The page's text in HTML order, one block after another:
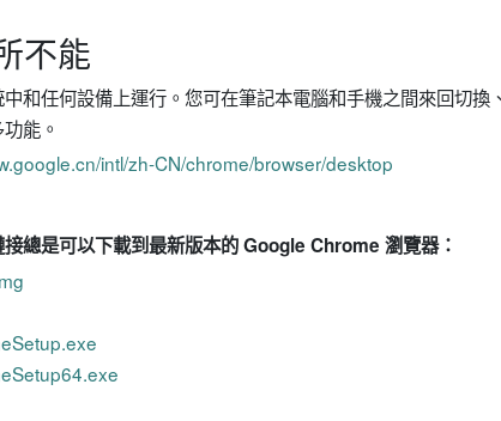
不能
和任何設備上運行。您可在筆記本電腦和手機之間來回切換
能。
intl/zh-CN/chrome/browser/desktop
總是可以下載到最新版本的 Google Chrome 瀏覽器：